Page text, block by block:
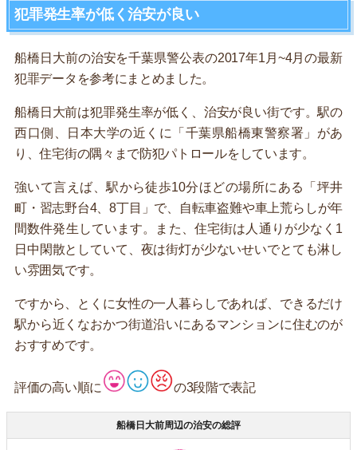
犯罪発生率が低く治安が良い
船橋日大前の治安を千葉県警公表の2017年1月~4月の最新
犯罪データを参考にまとめました。
船橋日大前は犯罪発生率が低く、治安が良い街です。駅の
西口側、日本大学の近くに「千葉県船橋東警察署」があ
り、住宅街の隅々まで防犯パトロールをしています。
強いて言えば、駅から徒歩10分ほどの場所にある「坪井
町・習志野台4、8丁目」で、自転車盗難や車上荒らしが年
間数件発生しています。また、住宅街は人通りが少なく1
日中閑散としていて、夜は街灯が少ないせいでとても淋し
い雰囲気です。
ですから、とくに女性の一人暮らしであれば、できるだけ
駅から近くなおかつ街道沿いにあるマンションに住むのが
おすすめです。
評価の高い順に の3段階で表記
船橋日大前周辺の治安の総評